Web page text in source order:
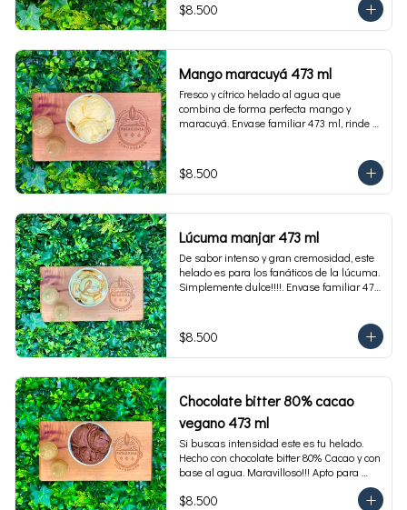
$8.500
Mango maracuyá 473 ml
Fresco y cítrico helado al agua que
combina de forma perfecta mango y
maracuyá. Envase familiar 473 ml, rinde 4
$8.500
Lúcuma manjar 473 ml
De sabor intenso y gran cremosidad, este
helado es para los fanáticos de la lúcuma.
Simplemente dulce!!!!. Envase familiar 473
$8.500
Chocolate bitter 80% cacao
vegano 473 ml
Si buscas intensidad este es tu helado.
Hecho con chocolate bitter 80% Cacao y con
base al agua. Maravilloso!!! Apto para
veganos. Envase familiar 473 ml, rinde 4
porciones
$8.500